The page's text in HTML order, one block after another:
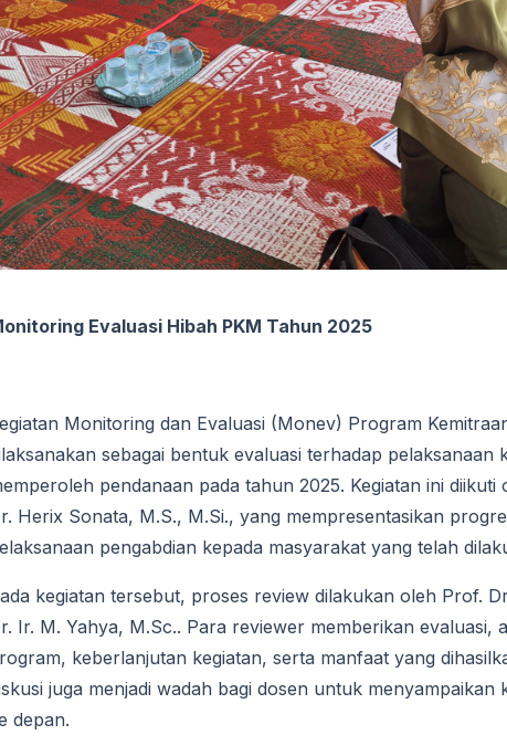
Evaluasi Hibah PKM Tahun 2025
Monitoring dan Evaluasi (Monev) Program
sebagai bentuk evaluasi terhadap pelaksanaan
pendanaan pada tahun 2025. Kegiatan ini
Herix Sonata, M.S., M.Si., yang mempresentasikan
pengabdian kepada masyarakat yang telah
kegiatan tersebut, proses review dilakukan oleh Prof.
Ir. M. Yahya, M.Sc.. Para reviewer memberikan evaluasi,
keberlanjutan kegiatan, serta manfaat yang
juga menjadi wadah bagi dosen untuk
depan.